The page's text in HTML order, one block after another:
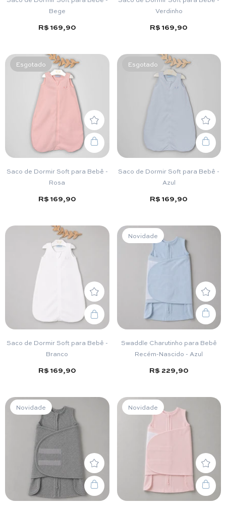
Bege
R$ 169,90
Verdinho
R$ 169,90
Esgotado
Saco de Dormir Soft para Bebê -
Rosa
R$ 169,90
Esgotado
Saco de Dormir Soft para Bebê -
Azul
R$ 169,90
Saco de Dormir Soft para Bebê -
Branco
R$ 169,90
Novidade
Swaddle Charutinho para Bebê
Recém-Nascido - Azul
R$ 229,90
Novidade Novidade